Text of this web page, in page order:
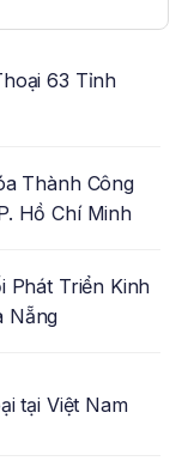
63 Tỉnh
Thành Công
Hồ Chí Minh
Phát Triển Kinh
Nẵng
tại Việt Nam